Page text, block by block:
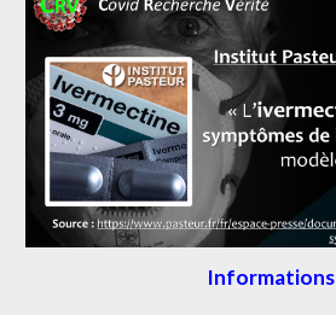
Informations